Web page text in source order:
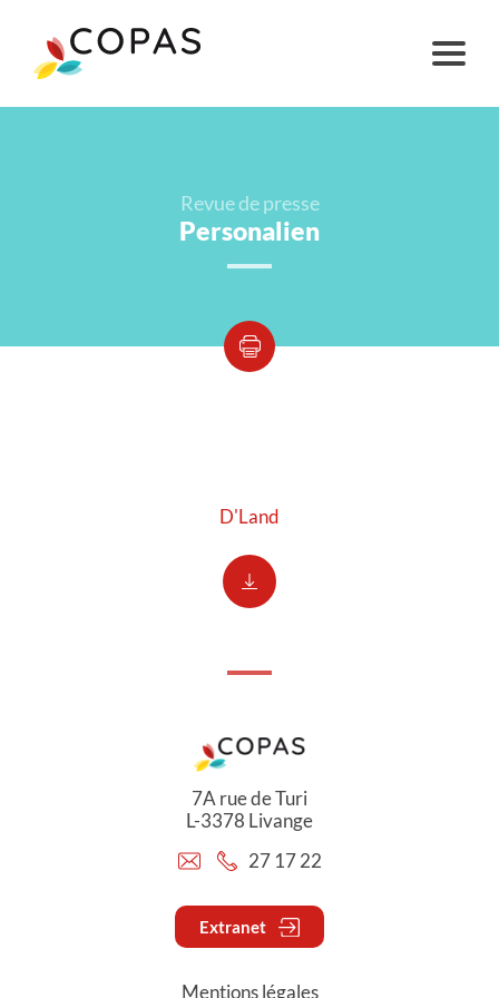
Revue de presse
Personalien
D'Land
7A rue de Turi
L-3378 Livange
27 17 22
Extranet
Mentions légales